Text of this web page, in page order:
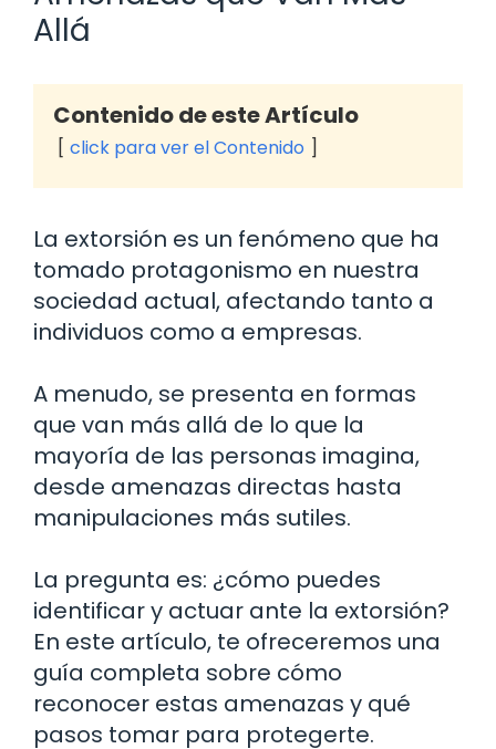
Allá
Contenido de este Artículo
click para ver el Contenido
La extorsión es un fenómeno que ha
tomado protagonismo en nuestra
sociedad actual, afectando tanto a
individuos como a empresas.
A menudo, se presenta en formas
que van más allá de lo que la
mayoría de las personas imagina,
desde amenazas directas hasta
manipulaciones más sutiles.
La pregunta es: ¿cómo puedes
identificar y actuar ante la extorsión?
En este artículo, te ofreceremos una
guía completa sobre cómo
reconocer estas amenazas y qué
pasos tomar para protegerte.